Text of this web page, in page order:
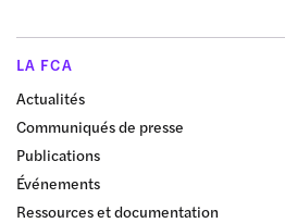
LA FCA
Actualités
Communiqués de presse
Publications
Événements
Ressources et documentation